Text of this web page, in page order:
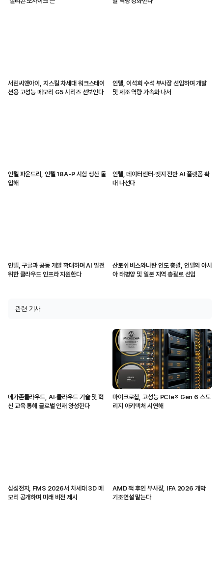
서린씨앤아이, 지스킬 차세대 워크스테이
션용 고성능 메모리 G5 시리즈 선보인다
인텔, 이석희 수석 부사장 선임하며 개발
및 제조 역량 가속화 나서
인텔 파운드리, 인텔 18A-P 시험 생산 돌
입해
인텔, 데이터센터·엣지 전반 AI 플랫폼 확
대 나선다
인텔, 구글과 공동 개발 확대하며 AI 발전
위한 클라우드 인프라 지원한다
산토쉬 비스와나탄 인도 총괄, 인텔의 아시
아 태평양 및 일본 지역 총괄로 선임
관련 기사
메가존클라우드, AI·클라우드 기술 및 혁
신 교육 통해 글로벌 인재 양성한다
마이크로칩, 고성능 PCIe® Gen 6 스토
리지 아키텍처 시연해
삼성전자, FMS 2026서 차세대 3D 메
모리 공개하며 미래 비전 제시
AMD 잭 후인 부사장, IFA 2026 개막
기조연설 맡는다